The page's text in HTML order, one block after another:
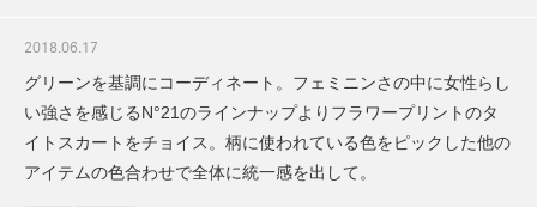
2018.06.17
グリーンを基調にコーディネート。フェミニンさの中に女性らし
い強さを感じるN°21のラインナップよりフラワープリントのタ
イトスカートをチョイス。柄に使われている色をピックした他の
アイテムの色合わせで全体に統一感を出して。